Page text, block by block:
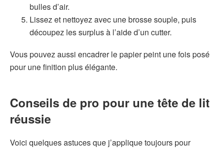
bulles d’air.
Lissez et nettoyez avec une brosse souple, puis
découpez les surplus à l’aide d’un cutter.
Vous pouvez aussi encadrer le papier peint une fois posé
pour une finition plus élégante.
Conseils de pro pour une tête de lit
réussie
Voici quelques astuces que j’applique toujours pour